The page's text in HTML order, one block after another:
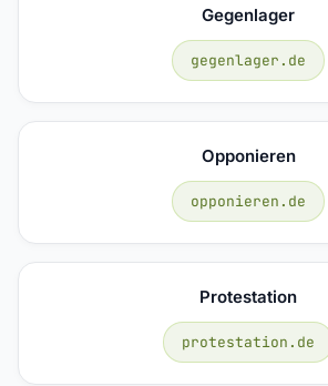
Gegenlager
gegenlager.de
Opponieren
opponieren.de
Protestation
protestation.de